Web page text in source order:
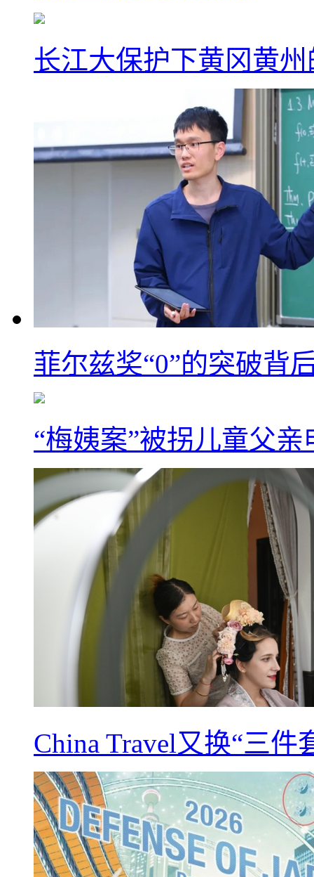
长江大保护下黄冈黄
菲尔兹奖“0”的突破背
“梅姨案”被拐儿童父
China Travel又换“三